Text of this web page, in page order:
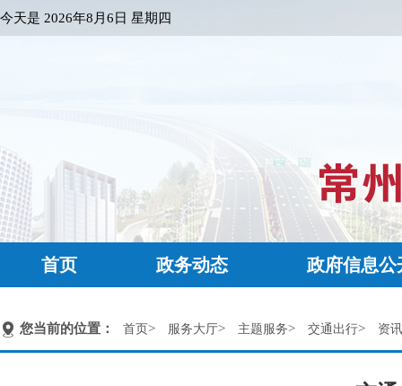
今天是 2026年8月6日 星期四
首页 政务动态 政府信息公
您当前的位置： 首页> 服务大厅> 主题服务> 交通出行> 资